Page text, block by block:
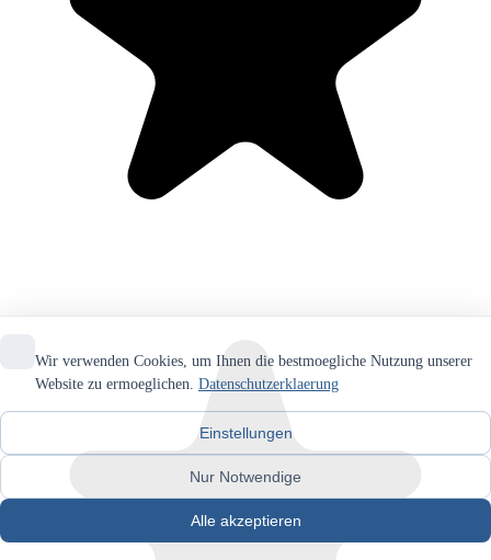
Wir verwenden Cookies, um Ihnen die bestmoegliche Nutzung unserer
Website zu ermoeglichen. Datenschutzerklaerung
Einstellungen
Nur Notwendige
Alle akzeptieren